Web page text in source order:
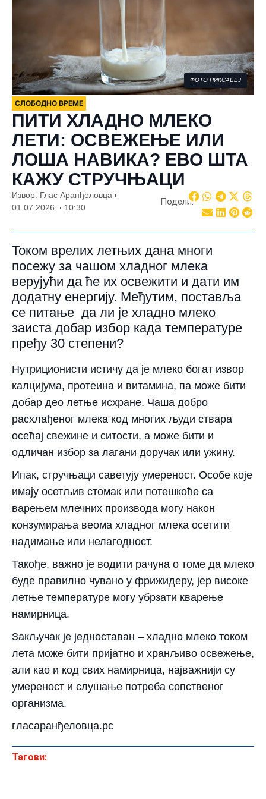
ФОТО ПИКСАБЕЈ
СЛОБОДНО ВРЕМЕ
ПИТИ ХЛАДНО МЛЕКО
ЛЕТИ: ОСВЕЖЕЊЕ ИЛИ
ЛОША НАВИКА? ЕВО ШТА
КАЖУ СТРУЧЊАЦИ
Извор: Глас Аранђеловца
01.07.2026.
10:30
Подели:
Током врелих летњих дана многи
посежу за чашом хладног млека
верујући да ће их освежити и дати им
додатну енергију. Међутим, поставља
се питање да ли је хладно млеко
заиста добар избор када температуре
пређу 30 степени?
Нутриционисти истичу да је млеко богат извор
калцијума, протеина и витамина, па може бити
добар део летње исхране. Чаша добро
расхлађеног млека код многих људи ствара
осећај свежине и ситости, а може бити и
одличан избор за лагани доручак или ужину.
Ипак, стручњаци саветују умереност. Особе које
имају осетљив стомак или потешкоће са
варењем млечних производа могу након
конзумирања веома хладног млека осетити
надимање или нелагодност.
Такође, важно је водити рачуна о томе да млеко
буде правилно чувано у фрижидеру, јер високе
летње температуре могу убрзати кварење
намирница.
Закључак је једноставан – хладно млеко током
лета може бити пријатно и хранљиво освежење,
али као и код свих намирница, најважнији су
умереност и слушање потреба сопственог
организма.
гласаранђеловца.рс
Тагови: